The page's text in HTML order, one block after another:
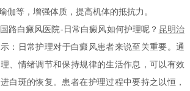
伽等，增强体质，提高机体的抵抗力。
白癜风医院-日常白癜风如何护理呢？ 昆明治
：日常护理对于白癜风患者来说至关重要。通
、情绪调节和保持规律的生活作息，可以有效
白斑的恢复。患者在护理过程中要持之以恒，